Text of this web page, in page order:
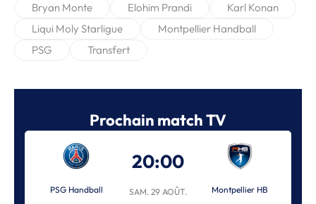
Bryan Monte Elohim Prandi
Karl Konan
Liqui Moly Starligue
Montpellier Handball
PSG
Transfert
Prochain match TV
PSG Handball
20:00
SAM. 29 AOÛT. Montpellier HB